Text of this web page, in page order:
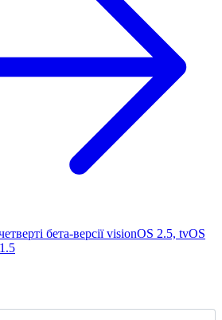
бета-версії visionOS 2.5, tvOS